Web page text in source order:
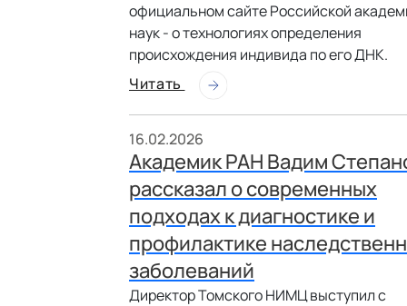
официальном сайте Российской
наук - о технологиях определения
происхождения индивида по его ДНК.
Читать
16.02.2026
Академик РАН Вадим
рассказал о современных
подходах к диагностике и
профилактике
заболеваний
Директор Томского НИМЦ выступил с